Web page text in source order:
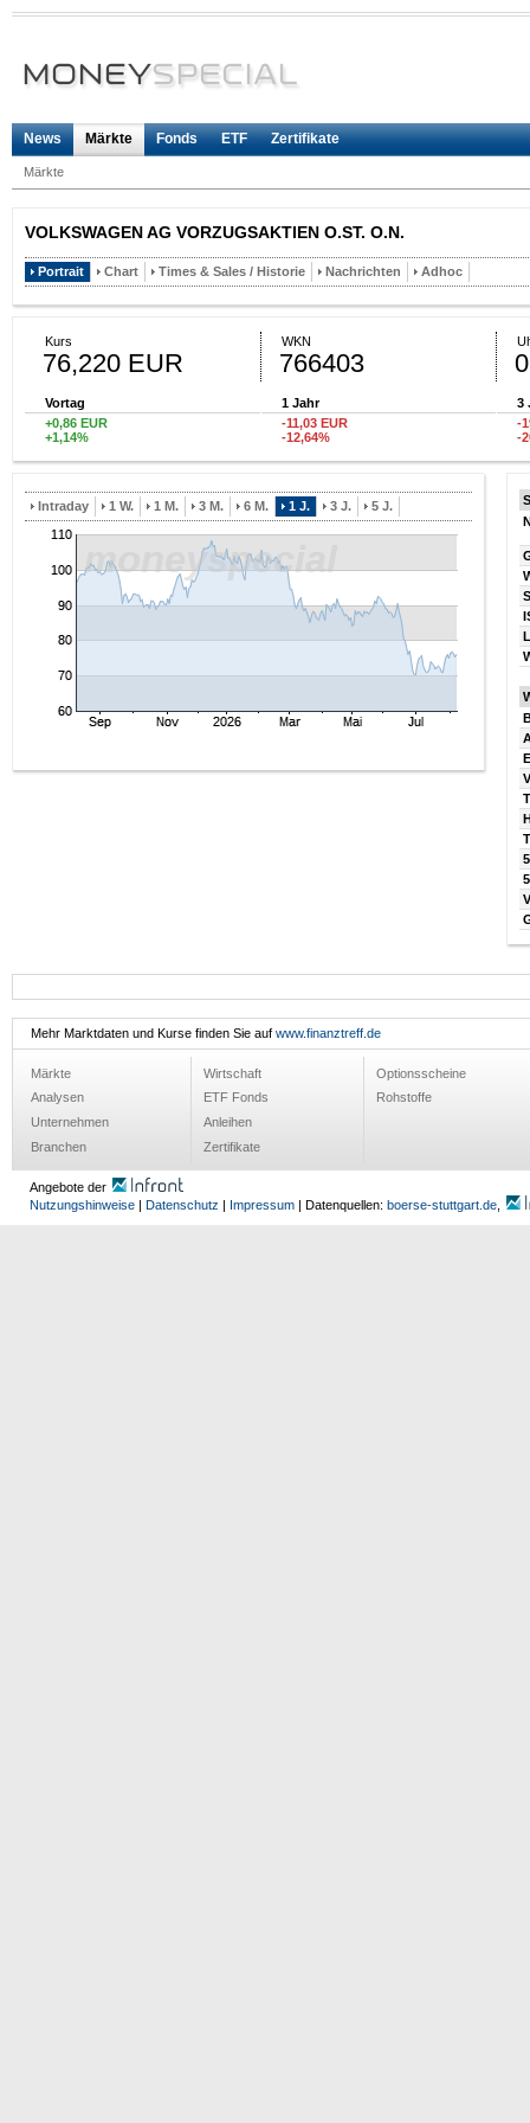
News Märkte Fonds ETF Zertifikate
Märkte
VOLKSWAGEN AG VORZUGSAKTIEN O.ST. O.N.
Portrait Chart Times & Sales / Historie Nachrichten Adhoc
Kurs
76,220 EUR
WKN
766403
Vortag 1 Jahr
3
+0,86 EUR
+1,14%
-11,03 EUR
-12,64%
-
-
Intraday 1 W. 1 M. 3 M. 6 M. 1 J. 3 J. 5 J.
Mehr Marktdaten und Kurse finden Sie auf www.finanztreff.de
Märkte
Analysen
Unternehmen
Branchen
Wirtschaft
ETF Fonds
Anleihen
Zertifikate
Optionsscheine
Rohstoffe
Angebote der
Nutzungshinweise
Datenschutz Impressum | Datenquellen: boerse-stuttgart.de,